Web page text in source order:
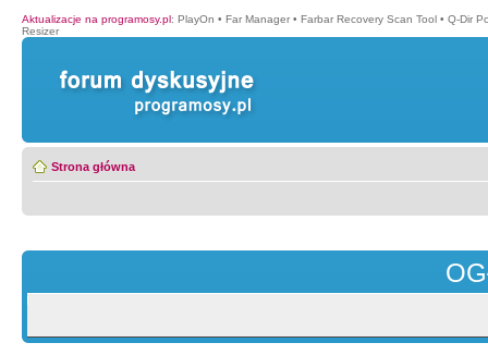
Aktualizacje na programosy.pl: PlayOn • Far Manager • Farbar Recovery Scan Tool • Q-Dir
Resizer
Strona główna